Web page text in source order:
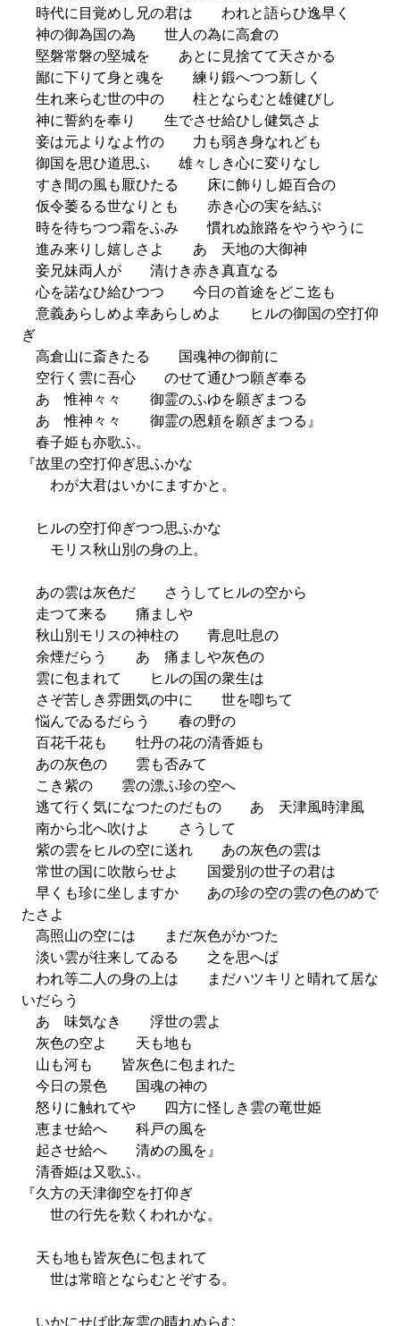
時代に目覚めし兄の君は われと語らひ逸早く
神の御為国の為 世人の為に高倉の
堅磐常磐の堅城を あとに見捨てて天さかる
鄙に下りて身と魂を 練り鍛へつつ新しく
生れ来らむ世の中の 柱とならむと雄健びし
神に誓約を奉り 生でさせ給ひし健気さよ
妾は元よりなよ竹の 力も弱き身なれども
御国を思ひ道思ふ 雄々しき心に変りなし
すき間の風も厭ひたる 床に飾りし姫百合の
仮令萎るる世なりとも 赤き心の実を結ぶ
時を待ちつつ霜をふみ 慣れぬ旅路をやうやうに
進み来りし嬉しさよ あゝ天地の大御神
妾兄妹両人が 清けき赤き真直なる
心を諾なひ給ひつつ 今日の首途をどこ迄も
意義あらしめよ幸あらしめよ ヒルの御国の空打仰
ぎ
高倉山に斎きたる 国魂神の御前に
空行く雲に吾心 のせて通ひつ願ぎ奉る
あゝ惟神々々 御霊のふゆを願ぎまつる
あゝ惟神々々 御霊の恩頼を願ぎまつる』
春子姫も亦歌ふ。
『故里の空打仰ぎ思ふかな
わが大君はいかにますかと。
ヒルの空打仰ぎつつ思ふかな
モリス秋山別の身の上。
あの雲は灰色だ さうしてヒルの空から
走つて来る 痛ましや
秋山別モリスの神柱の 青息吐息の
余煙だらう あゝ痛ましや灰色の
雲に包まれて ヒルの国の衆生は
さぞ苦しき雰囲気の中に 世を喞ちて
悩んでゐるだらう 春の野の
百花千花も 牡丹の花の清香姫も
あの灰色の 雲も否みて
こき紫の 雲の漂ふ珍の空へ
逃て行く気になつたのだもの あゝ天津風時津風
南から北へ吹けよ さうして
紫の雲をヒルの空に送れ あの灰色の雲は
常世の国に吹散らせよ 国愛別の世子の君は
早くも珍に坐しますか あの珍の空の雲の色のめで
たさよ
高照山の空には まだ灰色がかつた
淡い雲が往来してゐる 之を思へば
われ等二人の身の上は まだハツキリと晴れて居な
いだらう
あゝ味気なき 浮世の雲よ
灰色の空よ 天も地も
山も河も 皆灰色に包まれた
今日の景色 国魂の神の
怒りに触れてや 四方に怪しき雲の竜世姫
恵ませ給へ 科戸の風を
起させ給へ 清めの風を』
清香姫は又歌ふ。
『久方の天津御空を打仰ぎ
世の行先を歎くわれかな。
天も地も皆灰色に包まれて
世は常暗とならむとぞする。
いかにせば此灰雲の晴れぬらむ